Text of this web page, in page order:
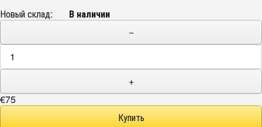
Новый склад:
В наличии
−
+
€75